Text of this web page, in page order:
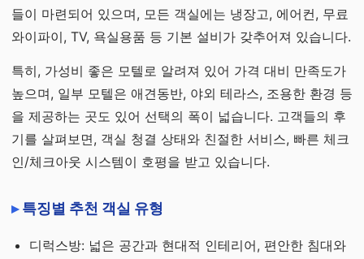
들이 마련되어 있으며, 모든 객실에는 냉장고, 에어컨, 무료
와이파이, TV, 욕실용품 등 기본 설비가 갖추어져 있습니다.
특히, 가성비 좋은 모텔로 알려져 있어 가격 대비 만족도가
높으며, 일부 모텔은 애견동반, 야외 테라스, 조용한 환경 등
을 제공하는 곳도 있어 선택의 폭이 넓습니다. 고객들의 후
기를 살펴보면, 객실 청결 상태와 친절한 서비스, 빠른 체크
인/체크아웃 시스템이 호평을 받고 있습니다.
특징별 추천 객실 유형
디럭스방: 넓은 공간과 현대적 인테리어, 편안한 침대와